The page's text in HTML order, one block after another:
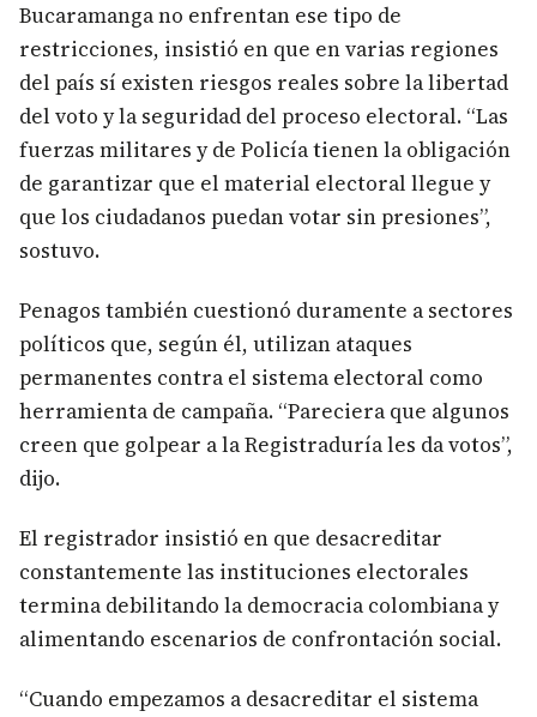
Bucaramanga no enfrentan ese tipo de
restricciones, insistió en que en varias regiones
del país sí existen riesgos reales sobre la libertad
del voto y la seguridad del proceso electoral. “Las
fuerzas militares y de Policía tienen la obligación
de garantizar que el material electoral llegue y
que los ciudadanos puedan votar sin presiones”,
sostuvo.
Penagos también cuestionó duramente a sectores
políticos que, según él, utilizan ataques
permanentes contra el sistema electoral como
herramienta de campaña. “Pareciera que algunos
creen que golpear a la Registraduría les da votos”,
dijo.
El registrador insistió en que desacreditar
constantemente las instituciones electorales
termina debilitando la democracia colombiana y
alimentando escenarios de confrontación social.
“Cuando empezamos a desacreditar el sistema